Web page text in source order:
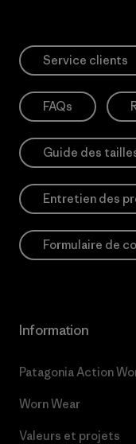
Service clients
FAQs
Guide des
Entretien des
Formulaire de
Information
Patagonia Action
Worn Wear
Valeurs et projets